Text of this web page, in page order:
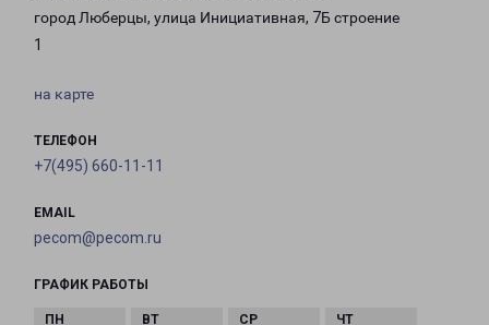
город Люберцы, улица Инициативная, 7Б строение
1
на карте
ТЕЛЕФОН
+7(495) 660-11-11
EMAIL
pecom@pecom.ru
ГРАФИК РАБОТЫ